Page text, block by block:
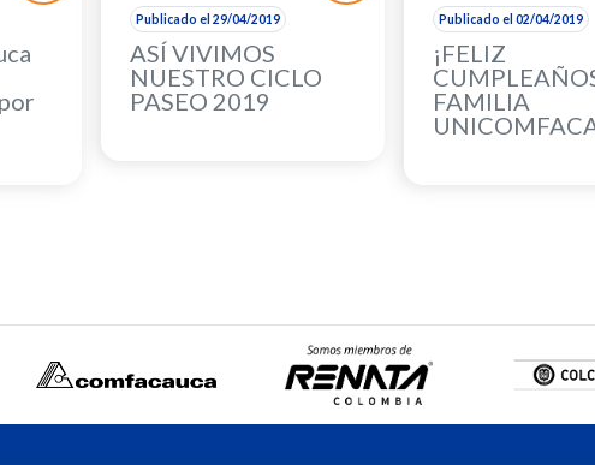
Publicado el 29/04/2019
ASÍ VIVIMOS
NUESTRO CICLO
PASEO 2019
Publicado el 02/04/2019
¡FELIZ
FAMILIA